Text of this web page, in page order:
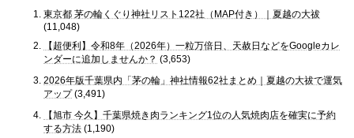
東京都 茅の輪くぐり神社リスト122社（MAP付き）｜夏越の大祓
(11,048)
【超便利】令和8年（2026年）一粒万倍日、天赦日などをGoogleカレ
ンダーに追加しませんか？ (3,653)
2026年版千葉県内「茅の輪」神社情報62社まとめ｜夏越の大祓で運気
アップ (3,491)
【旭市 今久】千葉県焼き肉ランキング1位の人気焼肉店を確実に予約
する方法 (1,190)